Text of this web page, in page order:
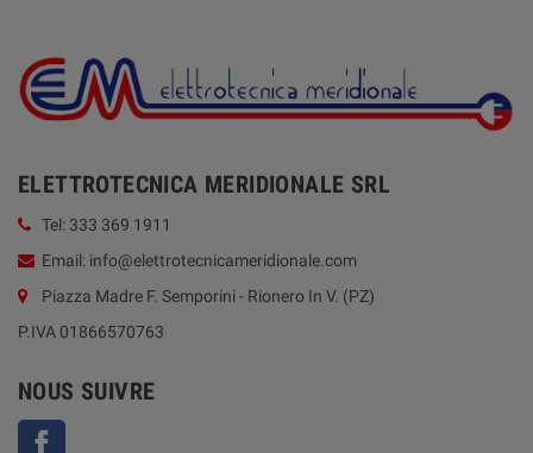
ELETTROTECNICA MERIDIONALE SRL
Tel: 333 369 1911
Email: info@elettrotecnicameridionale.com
Piazza Madre F. Semporini - Rionero In V. (PZ)
P.IVA 01866570763
NOUS SUIVRE